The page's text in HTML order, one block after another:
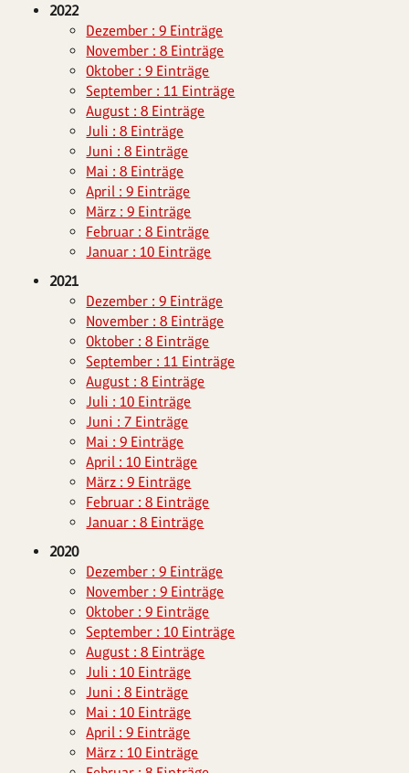
2022
Dezember : 9 Einträge
November : 8 Einträge
Oktober : 9 Einträge
September : 11 Einträge
August : 8 Einträge
Juli : 8 Einträge
Juni : 8 Einträge
Mai : 8 Einträge
April : 9 Einträge
März : 9 Einträge
Februar : 8 Einträge
Januar : 10 Einträge
2021
Dezember : 9 Einträge
November : 8 Einträge
Oktober : 8 Einträge
September : 11 Einträge
August : 8 Einträge
Juli : 10 Einträge
Juni : 7 Einträge
Mai : 9 Einträge
April : 10 Einträge
März : 9 Einträge
Februar : 8 Einträge
Januar : 8 Einträge
2020
Dezember : 9 Einträge
November : 9 Einträge
Oktober : 9 Einträge
September : 10 Einträge
August : 8 Einträge
Juli : 10 Einträge
Juni : 8 Einträge
Mai : 10 Einträge
April : 9 Einträge
März : 10 Einträge